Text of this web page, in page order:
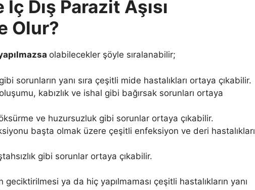
Dış Parazit Aşısı
Olur?
olabilecekler şöyle sıralanabilir;
sorunların yanı sıra çeşitli mide hastalıkları ortaya çıkabilir.
kabızlık ve ishal gibi bağırsak sorunları ortaya
ve huzursuzluk gibi sorunlar ortaya çıkabilir.
başta olmak üzere çeşitli enfeksiyon ve deri hastalıkları
gibi sorunlar ortaya çıkabilir.
geciktirilmesi ya da hiç yapılmaması çeşitli hastalıkların yanı